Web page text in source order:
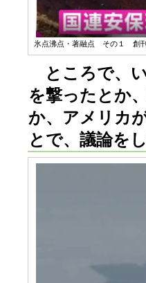
氷点沸点・著融点 その１ 創
ところで、
を撃ったとか
か、アメリカ
とで、議論を